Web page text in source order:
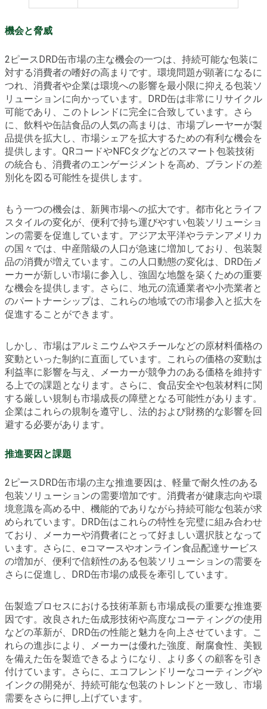
機会と脅威
2ピースDRD缶市場の主な機会の一つは、持続可能な包装に
対する消費者の嗜好の高まりです。環境問題が顕著になるに
つれ、消費者や企業は環境への影響を最小限に抑える包装ソ
リューションに向かっています。DRD缶は非常にリサイクル
可能であり、このトレンドに完全に合致しています。さら
に、飲料や缶詰食品の人気の高まりは、市場プレーヤーが製
品提供を拡大し、市場シェアを拡大するための有利な機会を
提供します。QRコードやNFCタグなどのスマート包装技術
の統合も、消費者のエンゲージメントを高め、ブランドの差
別化を図る可能性を提供します。
もう一つの機会は、新興市場への拡大です。都市化とライフ
スタイルの変化が、便利で持ち運びやすい包装ソリューショ
ンの需要を促進しています。アジア太平洋やラテンアメリカ
の国々では、中産階級の人口が急速に増加しており、包装製
品の消費が増えています。この人口動態の変化は、DRD缶メ
ーカーが新しい市場に参入し、強固な地盤を築くための重要
な機会を提供します。さらに、地元の流通業者や小売業者と
のパートナーシップは、これらの地域での市場参入と拡大を
促進することができます。
しかし、市場はアルミニウムやスチールなどの原材料価格の
変動といった制約に直面しています。これらの価格の変動は
利益率に影響を与え、メーカーが競争力のある価格を維持す
る上での課題となります。さらに、食品安全や包装材料に関
する厳しい規制も市場成長の障壁となる可能性があります。
企業はこれらの規制を遵守し、法的および財務的な影響を回
避する必要があります。
推進要因と課題
2ピースDRD缶市場の主な推進要因は、軽量で耐久性のある
包装ソリューションの需要増加です。消費者が健康志向や環
境意識を高める中、機能的でありながら持続可能な包装が求
められています。DRD缶はこれらの特性を完璧に組み合わせ
ており、メーカーや消費者にとって好ましい選択肢となって
います。さらに、eコマースやオンライン食品配達サービス
の増加が、便利で信頼性のある包装ソリューションの需要を
さらに促進し、DRD缶市場の成長を牽引しています。
缶製造プロセスにおける技術革新も市場成長の重要な推進要
因です。改良された缶成形技術や高度なコーティングの使用
などの革新が、DRD缶の性能と魅力を向上させています。こ
れらの進歩により、メーカーは優れた強度、耐腐食性、美観
を備えた缶を製造できるようになり、より多くの顧客を引き
付けています。さらに、エコフレンドリーなコーティングや
インクの開発が、持続可能な包装のトレンドと一致し、市場
需要をさらに押し上げています。